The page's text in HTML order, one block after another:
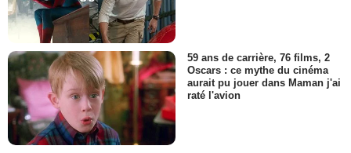
59 ans de carrière, 76 films, 2
Oscars : ce mythe du cinéma
aurait pu jouer dans Maman j'ai
raté l'avion